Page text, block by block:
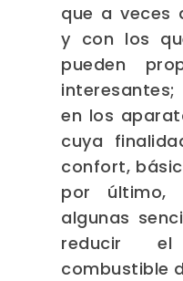
que a veces
y con los
pueden
en los
cuya
confort,
por último,
algunas
reducir
combustible